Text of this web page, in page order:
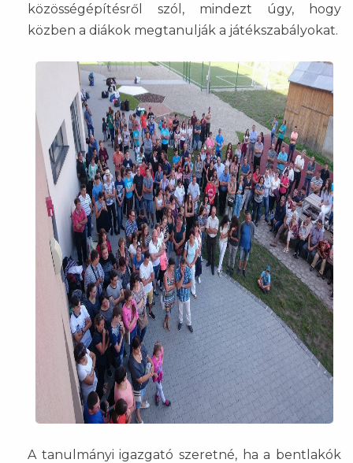
közösségépítésről szól, mindezt úgy, hogy
közben a diákok megtanulják a játékszabályokat.
A tanulmányi igazgató szeretné, ha a bentlakók